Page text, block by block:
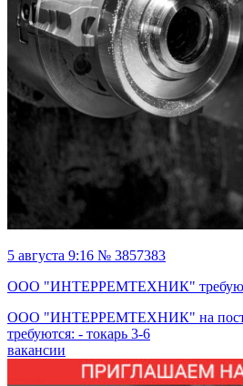
5 августа 9:16 № 3857383
ООО "ИНТЕРРЕМТЕХНИК"
ООО "ИНТЕРРЕМТЕХНИК" на
требуются: - токарь 3-6
вакансии